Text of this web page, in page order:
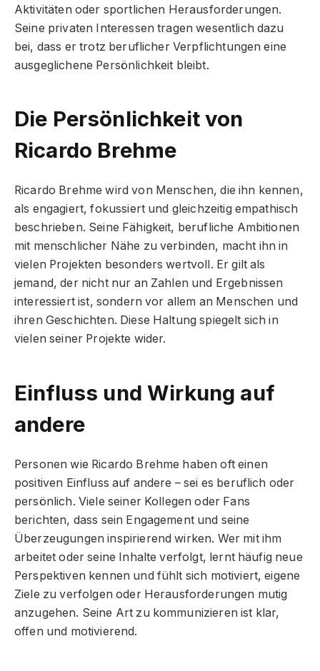
Aktivitäten oder sportlichen Herausforderungen.
Seine privaten Interessen tragen wesentlich dazu
bei, dass er trotz beruflicher Verpflichtungen eine
ausgeglichene Persönlichkeit bleibt.
Die Persönlichkeit von
Ricardo Brehme
Ricardo Brehme wird von Menschen, die ihn kennen,
als engagiert, fokussiert und gleichzeitig empathisch
beschrieben. Seine Fähigkeit, berufliche Ambitionen
mit menschlicher Nähe zu verbinden, macht ihn in
vielen Projekten besonders wertvoll. Er gilt als
jemand, der nicht nur an Zahlen und Ergebnissen
interessiert ist, sondern vor allem an Menschen und
ihren Geschichten. Diese Haltung spiegelt sich in
vielen seiner Projekte wider.
Einfluss und Wirkung auf
andere
Personen wie Ricardo Brehme haben oft einen
positiven Einfluss auf andere – sei es beruflich oder
persönlich. Viele seiner Kollegen oder Fans
berichten, dass sein Engagement und seine
Überzeugungen inspirierend wirken. Wer mit ihm
arbeitet oder seine Inhalte verfolgt, lernt häufig neue
Perspektiven kennen und fühlt sich motiviert, eigene
Ziele zu verfolgen oder Herausforderungen mutig
anzugehen. Seine Art zu kommunizieren ist klar,
offen und motivierend.